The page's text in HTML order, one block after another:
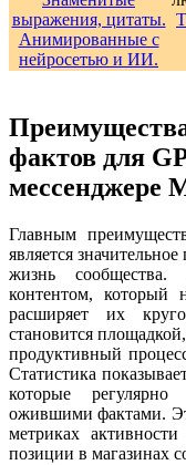
фактов для
мессенджере
Главным
является
жизнь сообщества.
контентом, который
расширяет их
становится
продуктивный
Статистика
которые
ожившими фактами.
метриках
позиции в магазинах